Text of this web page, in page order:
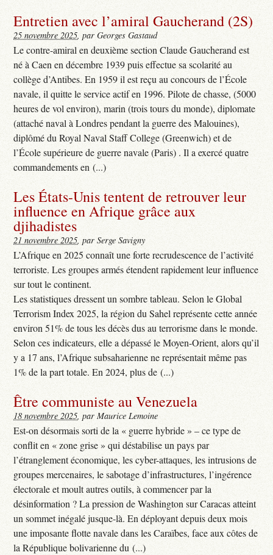
Entretien avec l’amiral Gaucherand (2S)
25 novembre 2025, par Georges Gastaud
Le contre-amiral en deuxième section Claude Gaucherand est
né à Caen en décembre 1939 puis effectue sa scolarité au
collège d’Antibes. En 1959 il est reçu au concours de l’École
navale, il quitte le service actif en 1996. Pilote de chasse, (5000
heures de vol environ), marin (trois tours du monde), diplomate
(attaché naval à Londres pendant la guerre des Malouines),
diplômé du Royal Naval Staff College (Greenwich) et de
l’École supérieure de guerre navale (Paris) . Il a exercé quatre
commandements en (...)
Les États-Unis tentent de retrouver leur
influence en Afrique grâce aux
djihadistes
21 novembre 2025, par Serge Savigny
L’Afrique en 2025 connaît une forte recrudescence de l’activité
terroriste. Les groupes armés étendent rapidement leur influence
sur tout le continent.
Les statistiques dressent un sombre tableau. Selon le Global
Terrorism Index 2025, la région du Sahel représente cette année
environ 51% de tous les décès dus au terrorisme dans le monde.
Selon ces indicateurs, elle a dépassé le Moyen-Orient, alors qu’il
y a 17 ans, l’Afrique subsaharienne ne représentait même pas
1% de la part totale. En 2024, plus de (...)
Être communiste au Venezuela
18 novembre 2025, par Maurice Lemoine
Est-on désormais sorti de la « guerre hybride » – ce type de
conflit en « zone grise » qui déstabilise un pays par
l’étranglement économique, les cyber-attaques, les intrusions de
groupes mercenaires, le sabotage d’infrastructures, l’ingérence
électorale et moult autres outils, à commencer par la
désinformation ? La pression de Washington sur Caracas atteint
un sommet inégalé jusque-là. En déployant depuis deux mois
une imposante flotte navale dans les Caraïbes, face aux côtes de
la République bolivarienne du (...)